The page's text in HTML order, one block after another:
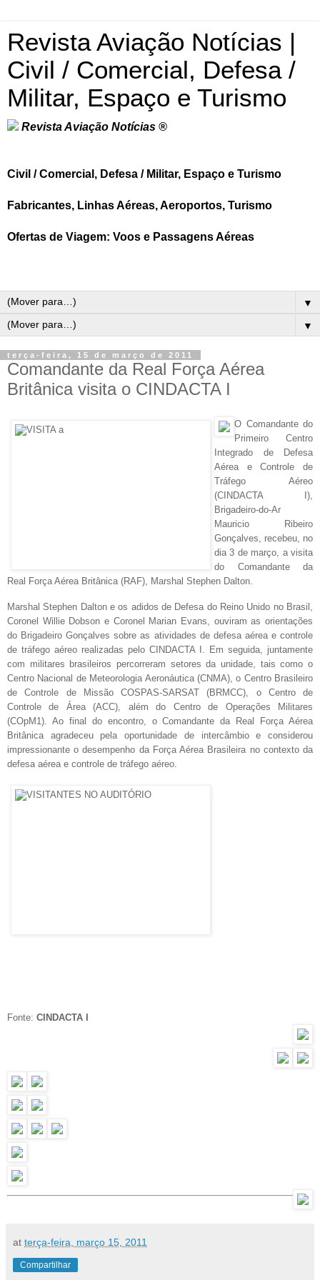
Revista Aviação Notícias |
Civil / Comercial, Defesa /
Militar, Espaço e Turismo
Revista Aviação Notícias ®
Civil / Comercial, Defesa / Militar, Espaço e Turismo
Fabricantes, Linhas Aéreas, Aeroportos, Turismo
Ofertas de Viagem: Voos e Passagens Aéreas
▼
▼
terça-feira, 15 de março de 2011
Comandante da Real Força Aérea
Britânica visita o CINDACTA I
O Comandante do
Primeiro Centro
Integrado de Defesa
Aérea e Controle de
Tráfego Aéreo
(CINDACTA I),
Brigadeiro-do-Ar
Mauricio Ribeiro
Gonçalves, recebeu, no
dia 3 de março, a visita
do Comandante da
Real Força Aérea Britânica (RAF), Marshal Stephen Dalton.
Marshal Stephen Dalton e os adidos de Defesa do Reino Unido no Brasil,
Coronel Willie Dobson e Coronel Marian Evans, ouviram as orientações
do Brigadeiro Gonçalves sobre as atividades de defesa aérea e controle
de tráfego aéreo realizadas pelo CINDACTA I. Em seguida, juntamente
com militares brasileiros percorreram setores da unidade, tais como o
Centro Nacional de Meteorologia Aeronáutica (CNMA), o Centro Brasileiro
de Controle de Missão COSPAS-SARSAT (BRMCC), o Centro de
Controle de Área (ACC), além do Centro de Operações Militares
(COpM1). Ao final do encontro, o Comandante da Real Força Aérea
Britânica agradeceu pela oportunidade de intercâmbio e considerou
impressionante o desempenho da Força Aérea Brasileira no contexto da
defesa aérea e controle de tráfego aéreo.
Fonte: CINDACTA I
at terça-feira, março 15, 2011
Compartilhar